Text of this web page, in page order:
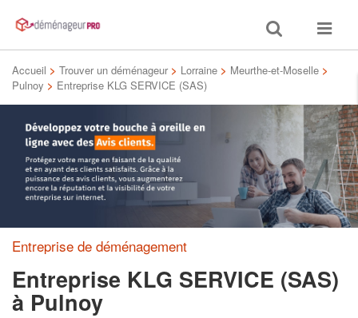
Toggle
search
Toggle
Accueil > Trouver un déménageur > Lorraine > Meurthe-et-Moselle >
Pulnoy > Entreprise KLG SERVICE (SAS)
Entreprise de déménagement
Entreprise KLG SERVICE (SAS)
à Pulnoy